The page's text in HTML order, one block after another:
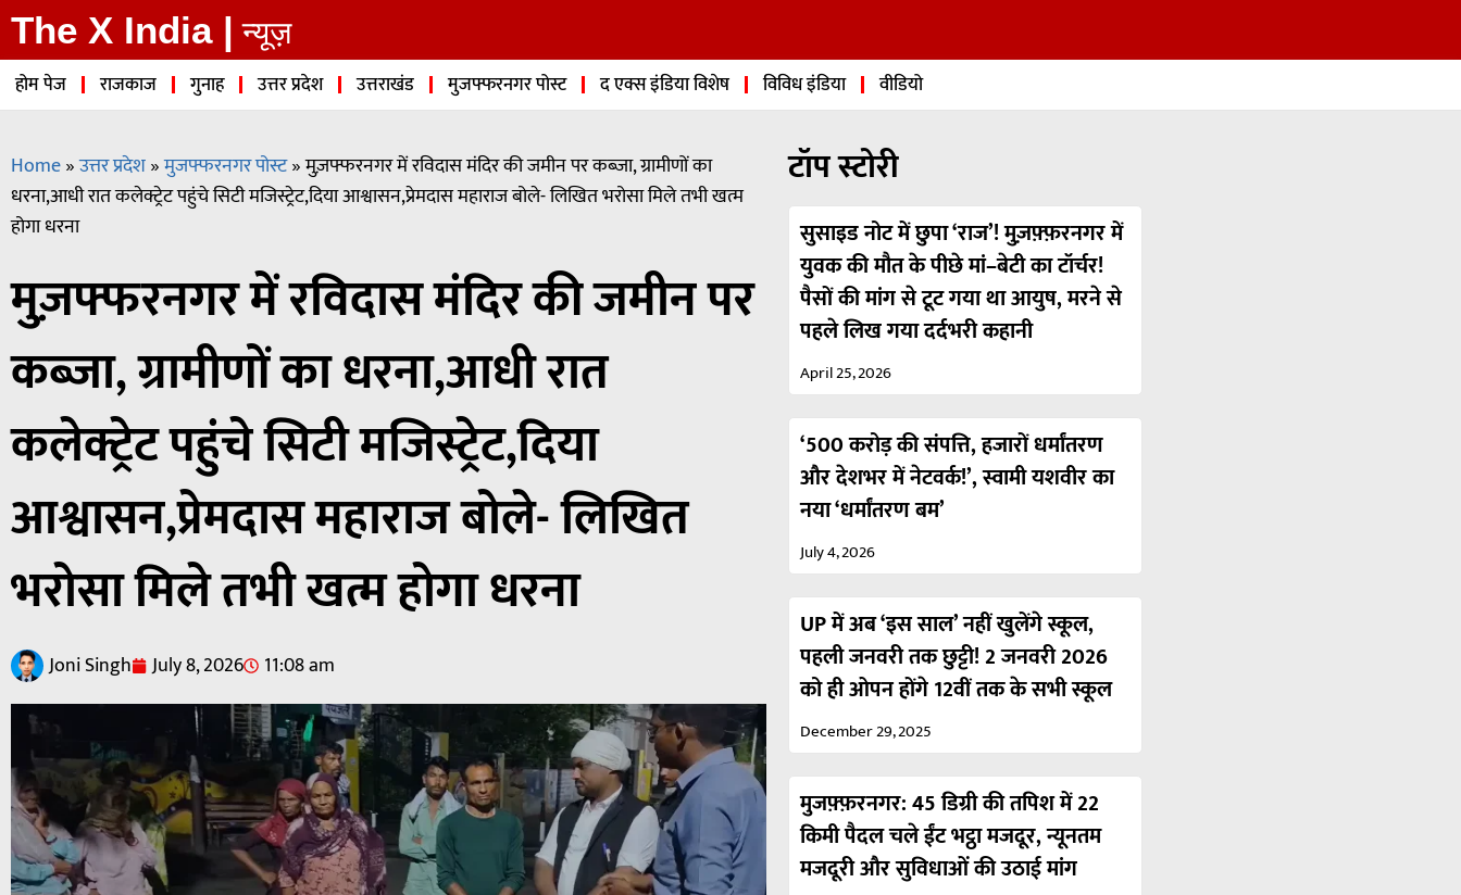
The X India | न्यूज़
होम पेज राजकाज गुनाह उत्तर प्रदेश उत्तराखंड मुजफ्फरनगर पोस्ट द एक्स इंडिया विशेष विविध इंडिया वीडियो
Home»उत्तर प्रदेश»मुजफ्फरनगर पोस्ट»मुज़फ्फरनगर में रविदास मंदिर की जमीन पर कब्जा, ग्रामीणों का
धरना,आधी रात कलेक्ट्रेट पहुंचे सिटी मजिस्ट्रेट,दिया आश्वासन,प्रेमदास महाराज बोले- लिखित भरोसा मिले तभी खत्म
होगा धरना
मुज़फ्फरनगर में रविदास मंदिर की जमीन पर
कब्जा, ग्रामीणों का धरना,आधी रात
कलेक्ट्रेट पहुंचे सिटी मजिस्ट्रेट,दिया
आश्वासन,प्रेमदास महाराज बोले- लिखित
भरोसा मिले तभी खत्म होगा धरना
Joni Singh July 8, 2026 11:08 am
टॉप स्टोरी
सुसाइड नोट में छुपा ‘राज’! मुज़फ़्फ़रनगर में
युवक की मौत के पीछे मां–बेटी का टॉर्चर!
पैसों की मांग से टूट गया था आयुष, मरने से
पहले लिख गया दर्दभरी कहानी
April 25, 2026
‘500 करोड़ की संपत्ति, हजारों धर्मांतरण
और देशभर में नेटवर्क!’, स्वामी यशवीर का
नया ‘धर्मांतरण बम’
July 4, 2026
UP में अब ‘इस साल’ नहीं खुलेंगे स्कूल,
पहली जनवरी तक छुट्टी! 2 जनवरी 2026
को ही ओपन होंगे 12वीं तक के सभी स्कूल
December 29, 2025
मुजफ़्फ़रनगर: 45 डिग्री की तपिश में 22
किमी पैदल चले ईंट भट्ठा मजदूर, न्यूनतम
मजदूरी और सुविधाओं की उठाई मांग